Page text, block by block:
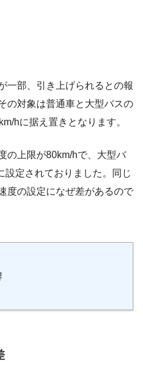
一部、引き上げられるとの報
の対象は普通車と大型バスの
hに据え置きとなります。
の上限が80km/hで、大型バ
設定されておりました。同じ
度の設定になぜ差があるので